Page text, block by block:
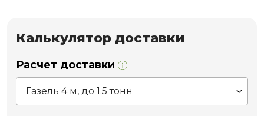
Калькулятор доставки
Расчет доставки